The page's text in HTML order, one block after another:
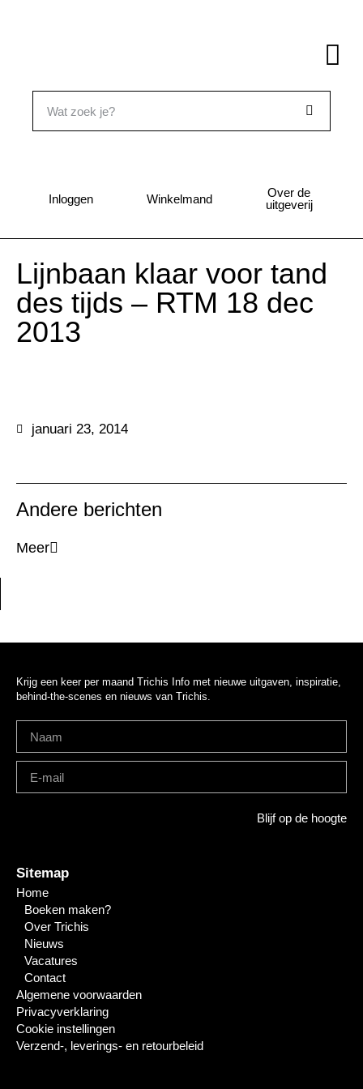
Inloggen Winkelmand
Over de
uitgeverij
Lijnbaan klaar voor tand
des tijds – RTM 18 dec
2013
januari 23, 2014
Andere berichten
Meer
Krijg een keer per maand Trichis Info met nieuwe uitgaven, inspiratie,
behind-the-scenes en nieuws van Trichis.
Blijf op de hoogte
Sitemap
Home
Boeken maken?
Over Trichis
Nieuws
Vacatures
Contact
Algemene voorwaarden
Privacyverklaring
Cookie instellingen
Verzend-, leverings- en retourbeleid